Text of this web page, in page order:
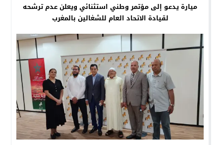
ميارة يدعو إلى مؤتمر وطني استثنائي ويعلن عدم ترشحه
لقيادة الاتحاد العام للشغالين بالمغرب